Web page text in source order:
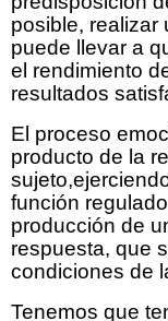
posible, realizar
puede llevar a
el rendimiento
resultados
El proceso
producto de la
función
producción de
respuesta, que
condiciones de
Tenemos que